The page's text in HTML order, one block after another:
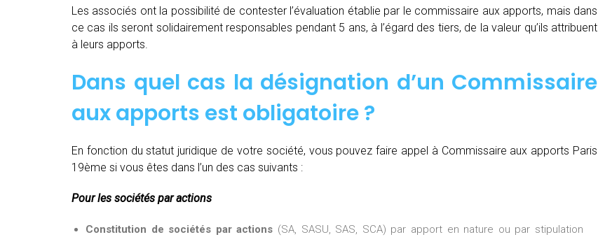
Les associés ont la possibilité de contester l’évaluation établie par le commissaire aux apports, mais dans
ce cas ils seront solidairement responsables pendant 5 ans, à l’égard des tiers, de la valeur qu’ils attribuent
à leurs apports.
Dans quel cas la désignation d’un Commissaire
aux apports est obligatoire ?
En fonction du statut juridique de votre société, vous pouvez faire appel à Commissaire aux apports Paris
19ème si vous êtes dans l’un des cas suivants :
Pour les sociétés par actions
Constitution de sociétés par actions (SA, SASU, SAS, SCA) par apport en nature ou par stipulation